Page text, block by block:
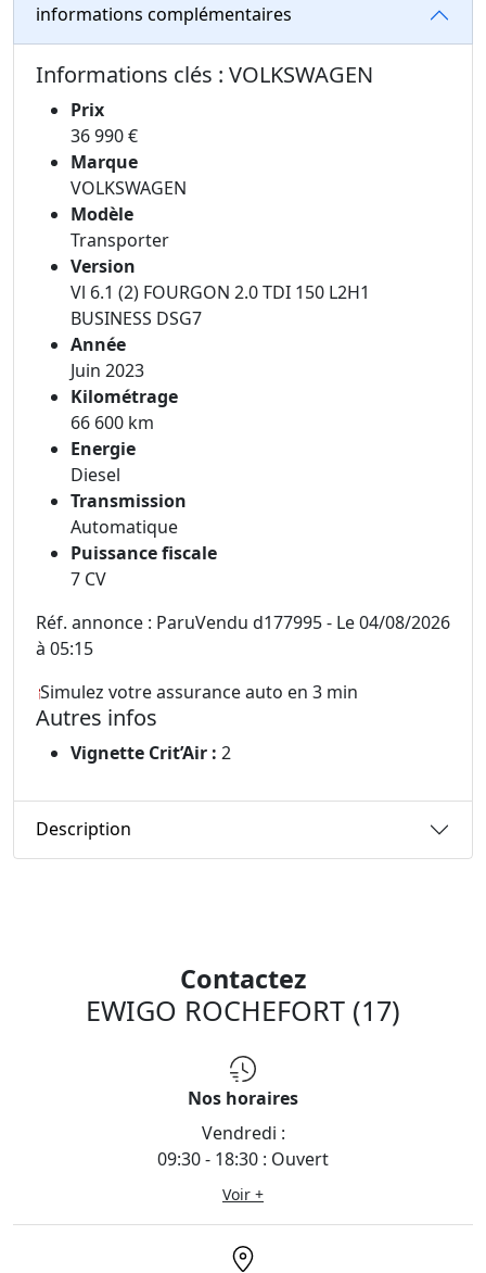
informations complémentaires
Informations clés : VOLKSWAGEN
Prix
36 990 €
Marque
VOLKSWAGEN
Modèle
Transporter
Version
Vl 6.1 (2) FOURGON 2.0 TDI 150 L2H1
BUSINESS DSG7
Année
Juin 2023
Kilométrage
66 600 km
Energie
Diesel
Transmission
Automatique
Puissance fiscale
7 CV
Réf. annonce : ParuVendu d177995 - Le 04/08/2026
à 05:15
Simulez votre assurance auto en 3 min
Autres infos
Vignette Crit’Air : 2
Description
Contactez
EWIGO ROCHEFORT (17)
Nos horaires
Vendredi :
09:30 - 18:30 : Ouvert
Voir +